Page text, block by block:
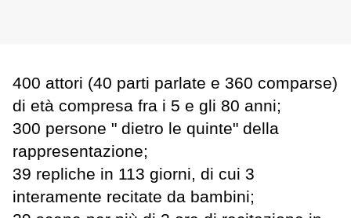
400 attori (40 parti parlate e 360 comparse)
di età compresa fra i 5 e gli 80 anni;
300 persone " dietro le quinte" della
rappresentazione;
39 repliche in 113 giorni, di cui 3
interamente recitate da bambini;